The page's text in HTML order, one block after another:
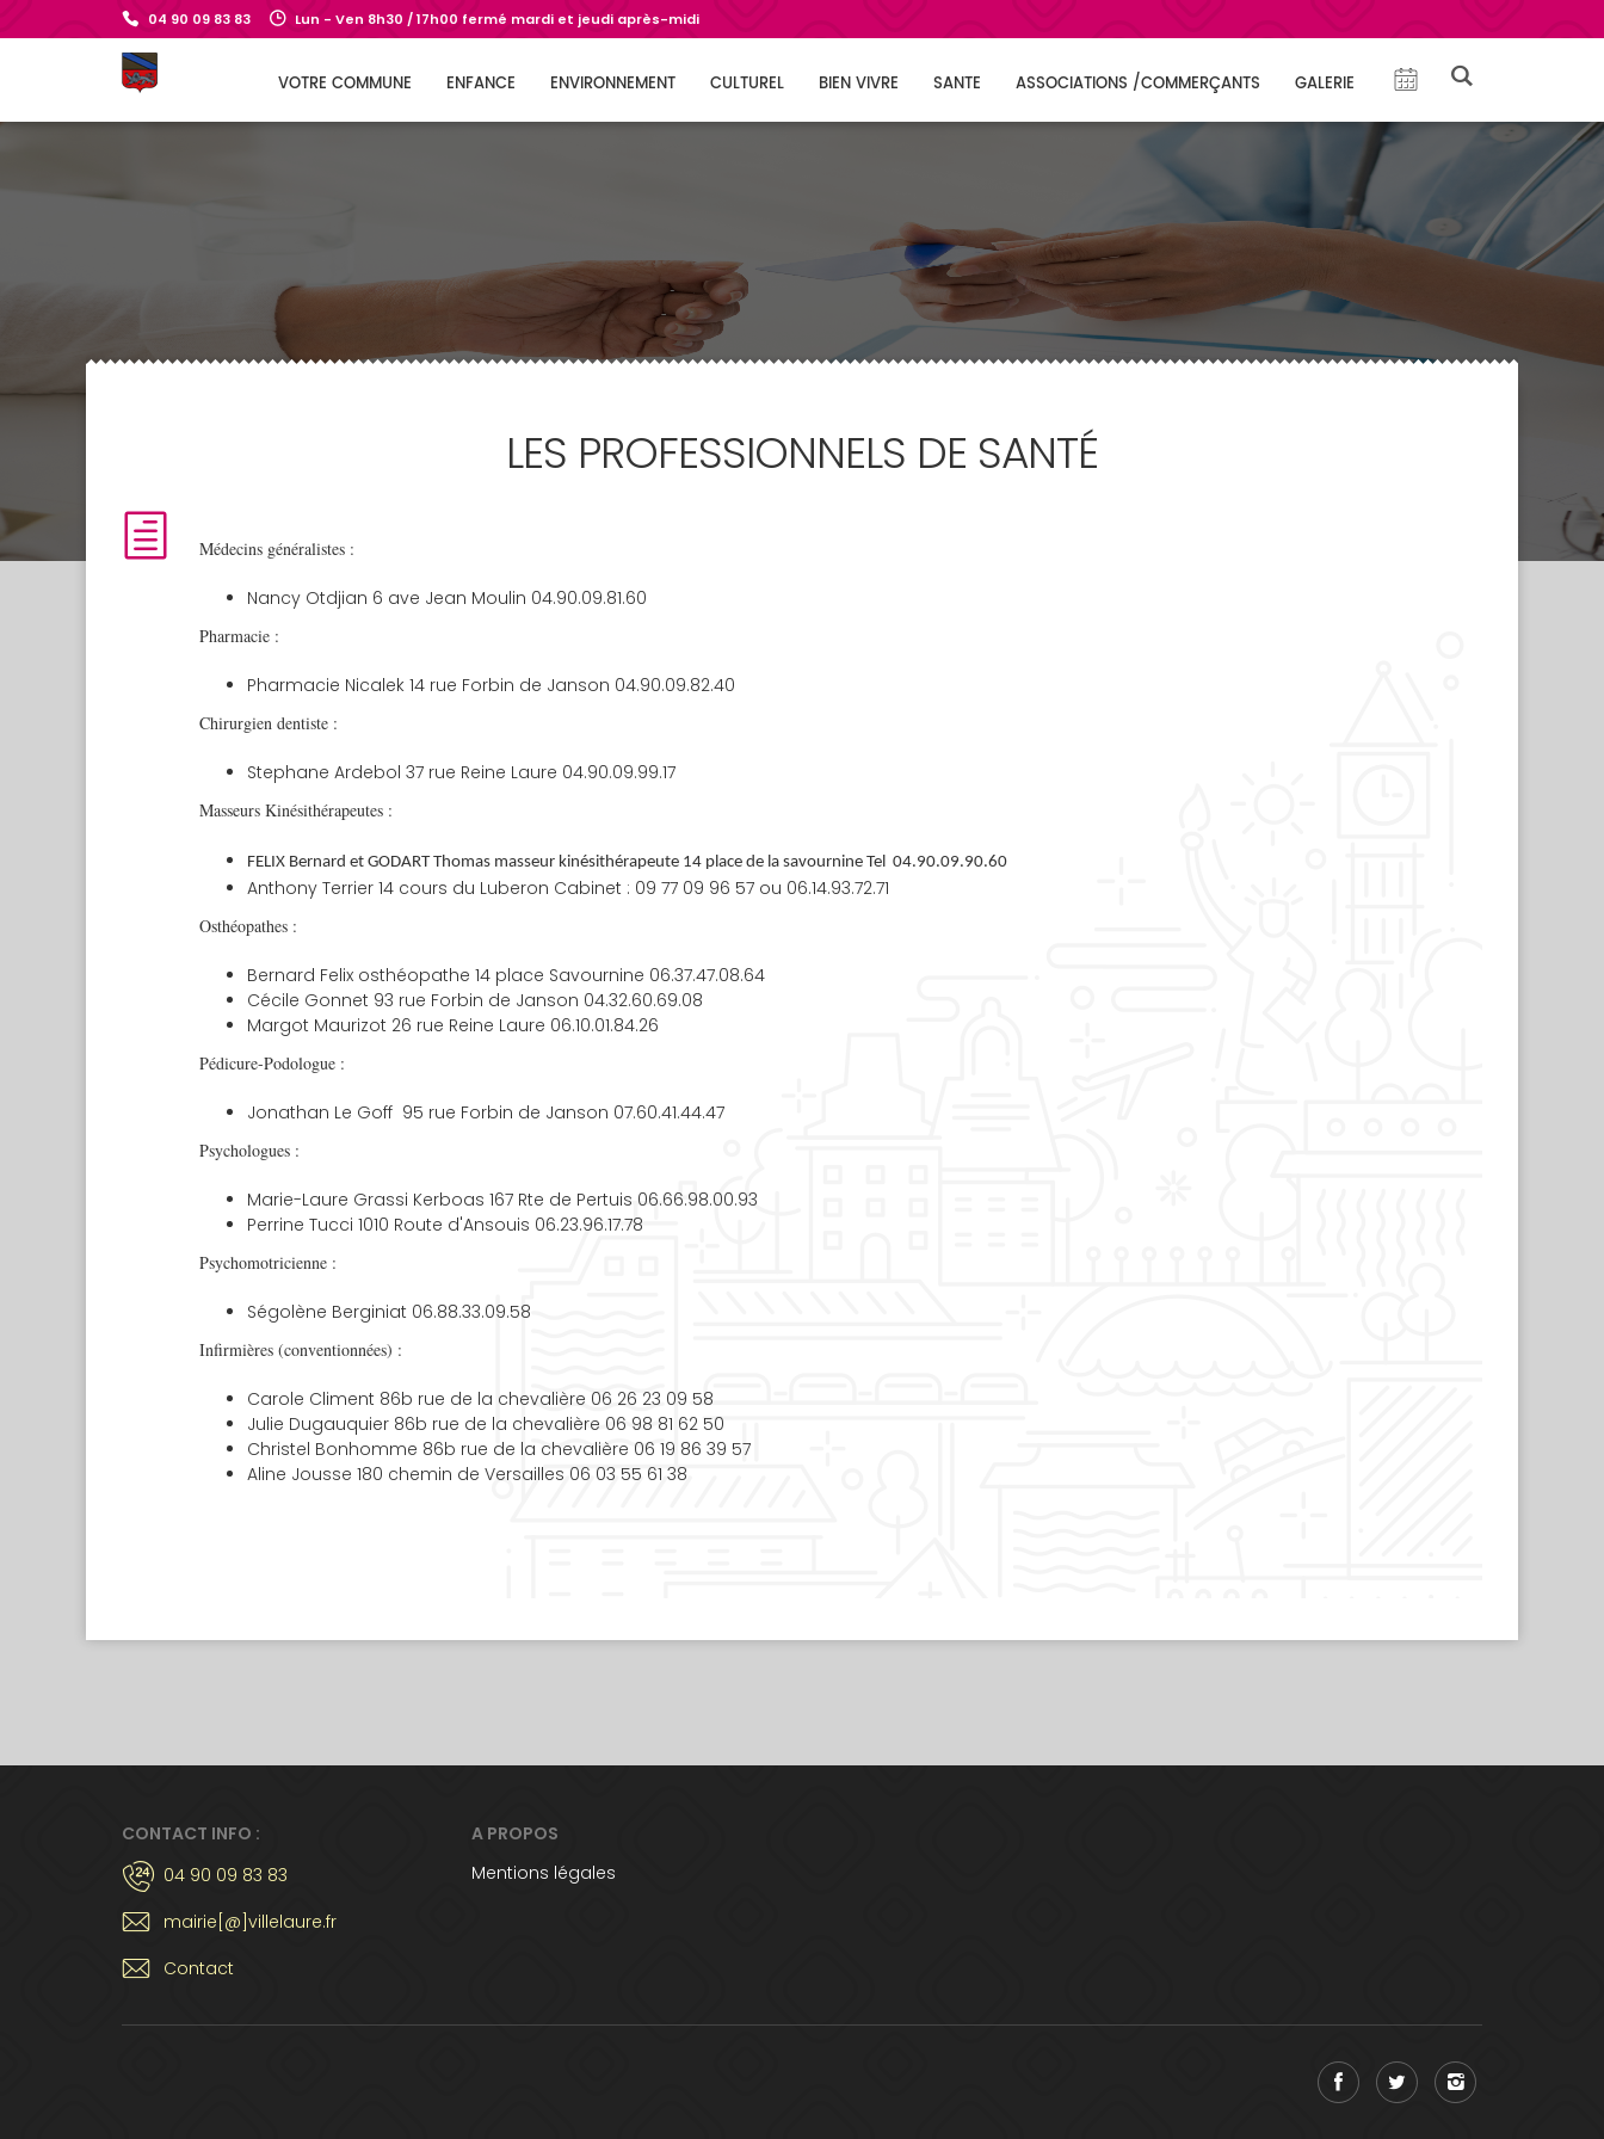
04 90 09 83 83 Lun - Ven 8h30 / 17h00 fermé mardi et jeudi après-midi
VOTRE COMMUNE ENFANCE ENVIRONNEMENT CULTUREL BIEN VIVRE SANTE ASSOCIATIONS /COMMERÇANTS GALERIE
LES PROFESSIONNELS DE SANTÉ
Médecins généralistes :
Nancy Otdjian 6 ave Jean Moulin 04.90.09.81.60
Pharmacie :
Pharmacie Nicalek 14 rue Forbin de Janson 04.90.09.82.40
Chirurgien dentiste :
Stephane Ardebol 37 rue Reine Laure 04.90.09.99.17
Masseurs Kinésithérapeutes :
FELIX Bernard et GODART Thomas masseur kinésithérapeute 14 place de la savournine Tel 04.90.09.90.60
Anthony Terrier 14 cours du Luberon Cabinet : 09 77 09 96 57 ou 06.14.93.72.71
Osthéopathes :
Bernard Felix osthéopathe 14 place Savournine 06.37.47.08.64
Cécile Gonnet 93 rue Forbin de Janson 04.32.60.69.08
Margot Maurizot 26 rue Reine Laure 06.10.01.84.26
Pédicure-Podologue :
Jonathan Le Goff 95 rue Forbin de Janson 07.60.41.44.47
Psychologues :
Marie-Laure Grassi Kerboas 167 Rte de Pertuis 06.66.98.00.93
Perrine Tucci 1010 Route d'Ansouis 06.23.96.17.78
Psychomotricienne :
Ségolène Berginiat 06.88.33.09.58
Infirmières (conventionnées) :
Carole Climent 86b rue de la chevalière 06 26 23 09 58
Julie Dugauquier 86b rue de la chevalière 06 98 81 62 50
Christel Bonhomme 86b rue de la chevalière 06 19 86 39 57
Aline Jousse 180 chemin de Versailles 06 03 55 61 38
CONTACT INFO :
04 90 09 83 83
mairie[@]villelaure.fr
Contact
A PROPOS
Mentions légales